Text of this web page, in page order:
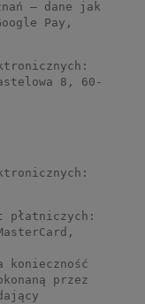
– dane jak
Pay,
8, 60-
przez